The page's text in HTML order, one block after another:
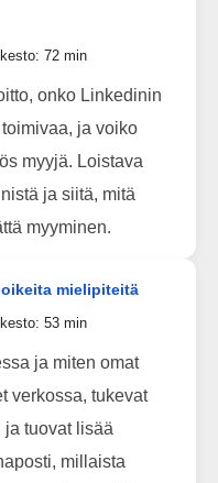
72 min
onko Linkedinin
ja voiko
myyjä. Loistava
ja siitä, mitä
myyminen.
oikeita mielipiteitä
53 min
ja miten omat
verkossa, tukevat
tuovat lisää
millaista